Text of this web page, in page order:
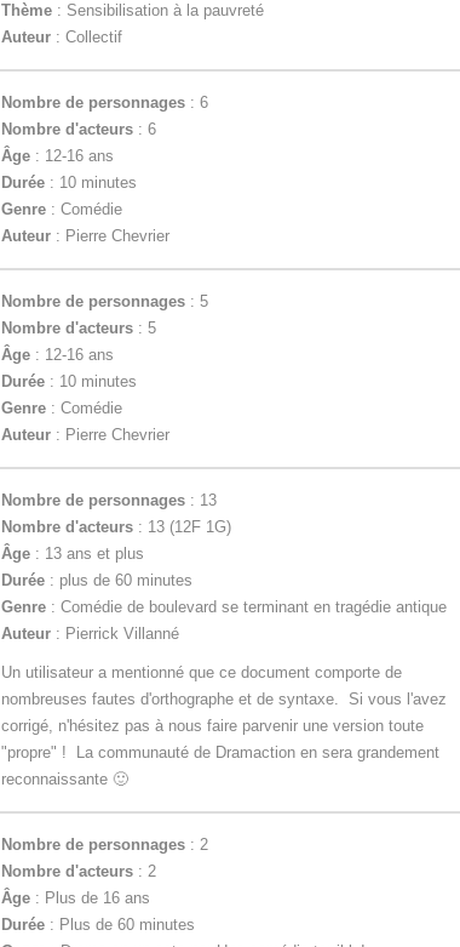
Thème: Sensibilisation à la pauvreté
Auteur: Collectif
Nombre de personnages: 6
Nombre d'acteurs: 6
Âge: 12-16 ans
Durée: 10 minutes
Genre: Comédie
Auteur: Pierre Chevrier
Nombre de personnages: 5
Nombre d'acteurs: 5
Âge: 12-16 ans
Durée: 10 minutes
Genre: Comédie
Auteur: Pierre Chevrier
Nombre de personnages: 13
Nombre d'acteurs: 13 (12F 1G)
Âge: 13 ans et plus
Durée: plus de 60 minutes
Genre: Comédie de boulevard se terminant en tragédie antique
Auteur: Pierrick Villanné
Un utilisateur a mentionné que ce document comporte de
nombreuses fautes d'orthographe et de syntaxe. Si vous l'avez
corrigé, n'hésitez pas à nous faire parvenir une version toute
"propre" ! La communauté de Dramaction en sera grandement
reconnaissante 🙂
Nombre de personnages: 2
Nombre d'acteurs: 2
Âge: Plus de 16 ans
Durée: Plus de 60 minutes